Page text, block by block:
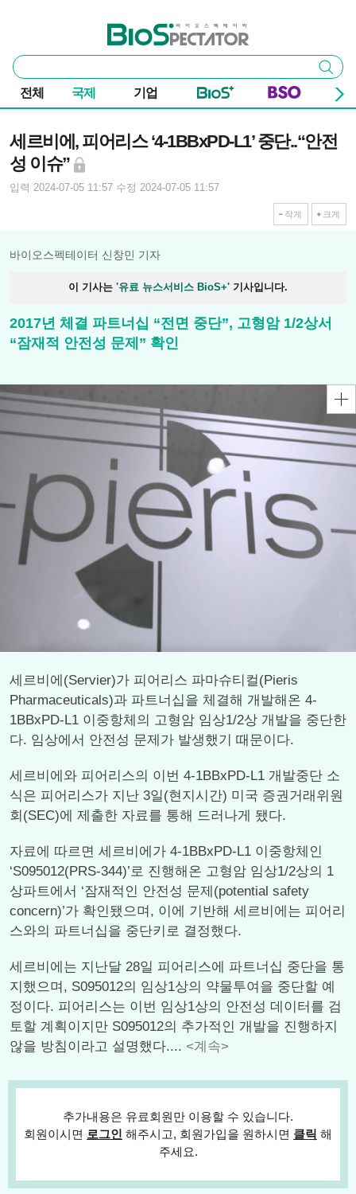
바이오스펙테이터
통
합
검
색
검색
전체 국제 기업
세르비에, 피어리스 ‘4-1BBxPD-L1’ 중단..“안전
성 이슈”
입력 2024-07-05 11:57 수정 2024-07-05 11:57
작게 크게
바이오스펙테이터 신창민 기자
이 기사는 '유료 뉴스서비스 BioS+' 기사입니다.
2017년 체결 파트너십 “전면 중단”, 고형암 1/2상서
“잠재적 안전성 문제” 확인
세르비에(Servier)가 피어리스 파마슈티컬(Pieris
Pharmaceuticals)과 파트너십을 체결해 개발해온 4-
1BBxPD-L1 이중항체의 고형암 임상1/2상 개발을 중단한
다. 임상에서 안전성 문제가 발생했기 때문이다.
세르비에와 피어리스의 이번 4-1BBxPD-L1 개발중단 소
식은 피어리스가 지난 3일(현지시간) 미국 증권거래위원
회(SEC)에 제출한 자료를 통해 드러나게 됐다.
자료에 따르면 세르비에가 4-1BBxPD-L1 이중항체인
‘S095012(PRS-344)’로 진행해온 고형암 임상1/2상의 1
상파트에서 ‘잠재적인 안전성 문제(potential safety
concern)’가 확인됐으며, 이에 기반해 세르비에는 피어리
스와의 파트너십을 중단키로 결정했다.
세르비에는 지난달 28일 피어리스에 파트너십 중단을 통
지했으며, S095012의 임상1상의 약물투여을 중단할 예
정이다. 피어리스는 이번 임상1상의 안전성 데이터를 검
토할 계획이지만 S095012의 추가적인 개발을 진행하지
않을 방침이라고 설명했다.... <계속>
추가내용은 유료회원만 이용할 수 있습니다.
회원이시면 로그인 해주시고, 회원가입을 원하시면 클릭 해
주세요.